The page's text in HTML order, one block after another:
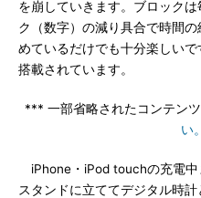
を崩していきます。ブロック
ク（数字）の減り具合で時間
めているだけでも十分楽しい
搭載されています。
*** 一部省略されたコンテンツ
い。
iPhone・iPod touchの充電中
スタンドに立ててデジタル時